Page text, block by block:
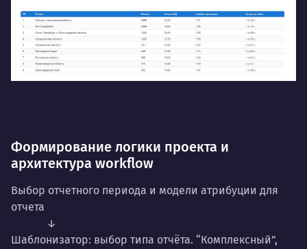
Формирование логики проекта и
архитектура workflow
Выбор отчетного периода и модели атрибуции для
отчета
↓
Шаблонизатор: выбор типа отчёта. “Комплексный”,